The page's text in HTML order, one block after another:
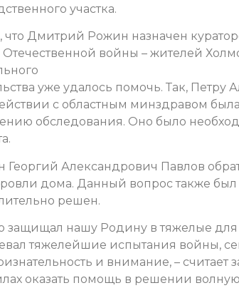
участка.
что Дмитрий Рожин назначен
войны – жителей
уже удалось помочь. Так, Петру
с областным минздравом
обследования. Оно было
Георгий Александрович Павлов
дома. Данный вопрос также был
решен.
защищал нашу Родину в тяжелые для
тяжелейшие испытания войны,
и внимание, – считает
оказать помощь в решении